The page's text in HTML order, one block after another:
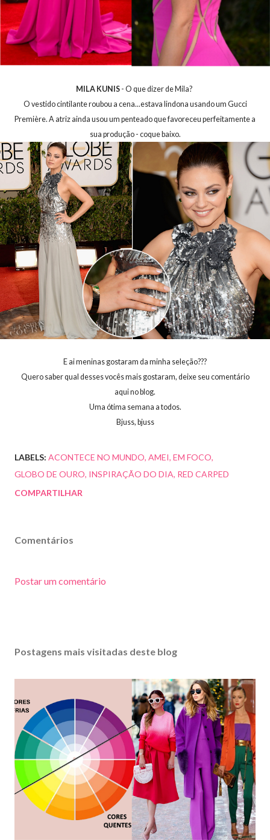
MILA KUNIS- O que dizer de Mila?
O vestido cintilante roubou a cena...estava lindona usando um Gucci
Première. A atriz ainda usou um penteado que favoreceu perfeitamente a
sua produção - coque baixo.
E ai meninas gostaram da minha seleção???
Quero saber qual desses vocês mais gostaram, deixe seu comentário
aqui no blog.
Uma ótima semana a todos.
Bjuss, bjuss
LABELS: ACONTECE NO MUNDO AMEI EM FOCO
GLOBO DE OURO INSPIRAÇÃO DO DIA RED CARPED
COMPARTILHAR
Comentários
Postar um comentário
Postagens mais visitadas deste blog